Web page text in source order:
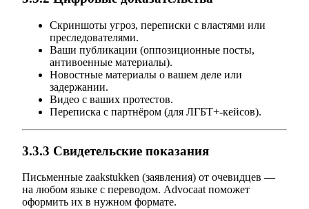
Скриншоты угроз, переписки с властями или
преследователями.
Ваши публикации (оппозиционные посты,
антивоенные материалы).
Новостные материалы о вашем деле или
задержании.
Видео с ваших протестов.
Переписка с партнёром (для ЛГБТ+-кейсов).
3.3.3 Свидетельские показания
Письменные zaakstukken (заявления) от очевидцев —
на любом языке с переводом. Advocaat поможет
оформить их в нужном формате.